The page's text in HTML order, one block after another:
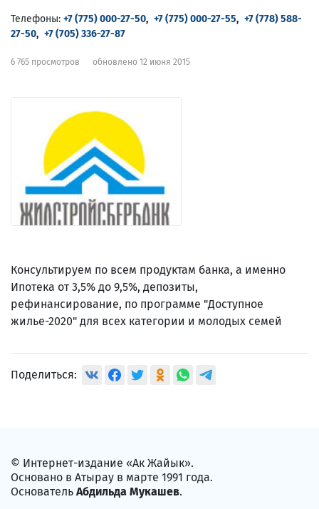
Телефоны: +7 (775) 000-27-50, +7 (775) 000-27-55, +7 (778) 588-
27-50, +7 (705) 336-27-87
6 765 просмотров обновлено 12 июня 2015
Консультируем по всем продуктам банка, а именно
Ипотека от 3,5% до 9,5%, депозиты,
рефинансирование, по программе "Доступное
жилье-2020" для всех категории и молодых семей
Поделиться:
© Интернет-издание «Ак Жайык».
Основано в Атырау в марте 1991 года.
Основатель Абдильда Мукашев.